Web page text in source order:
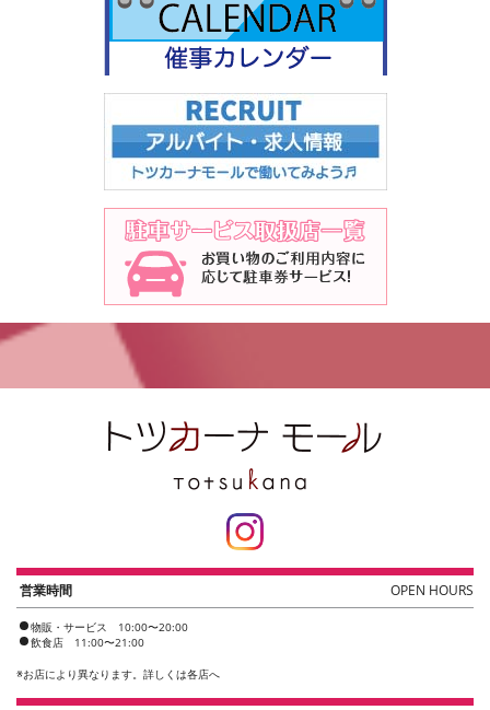
営業時間 OPEN HOURS
物販・サービス 10:00〜20:00
飲食店 11:00〜21:00
※お店により異なります。詳しくは各店へ